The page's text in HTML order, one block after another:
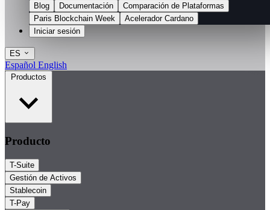
Blog Documentación
Comparación de Plataformas
Paris Blockchain Week
Acelerador Cardano
Iniciar sesión
ES
Español English
Productos
Producto
T-Suite
Gestión de Activos
Stablecoin
T-Pay